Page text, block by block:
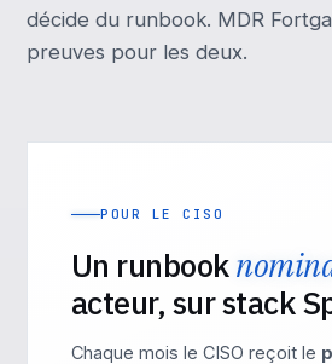
décide du runbook. MDR
preuves pour les deux.
POUR LE CISO
Un runbook
acteur, sur stack
Chaque mois le CISO reçoit le